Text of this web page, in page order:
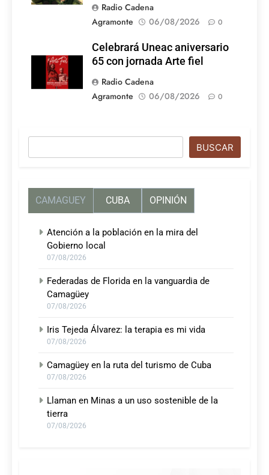
Radio Cadena
Agramonte
06/08/2026 0
Celebrará Uneac aniversario
65 con jornada Arte fiel
Radio Cadena
Agramonte
06/08/2026 0
BUSCAR
CAMAGUEY CUBA OPINIÓN
Atención a la población en la mira del
Gobierno local
07/08/2026
Federadas de Florida en la vanguardia de
Camagüey
07/08/2026
Iris Tejeda Álvarez: la terapia es mi vida
07/08/2026
Camagüey en la ruta del turismo de Cuba
07/08/2026
Llaman en Minas a un uso sostenible de la
tierra
07/08/2026